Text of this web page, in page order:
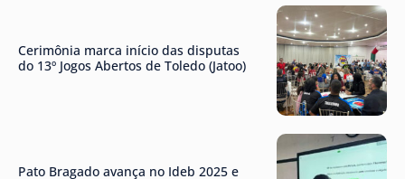
Cerimônia marca início das disputas
do 13º Jogos Abertos de Toledo (Jatoo)
Pato Bragado avança no Ideb 2025 e